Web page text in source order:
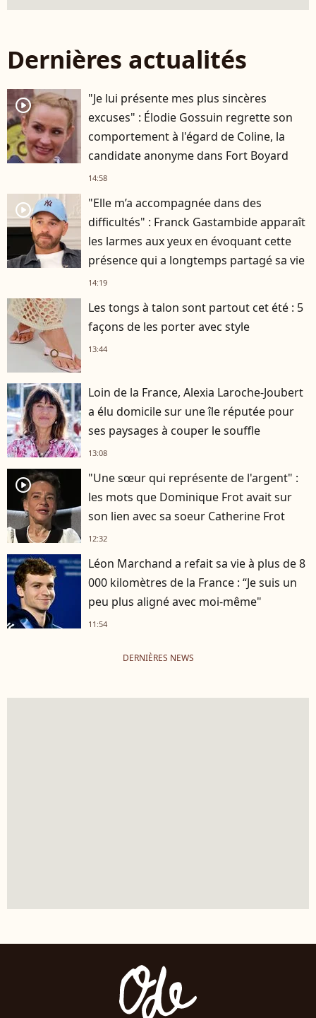
Dernières actualités
player2
"Je lui présente mes plus sincères
excuses" : Élodie Gossuin regrette son
comportement à l'égard de Coline, la
candidate anonyme dans Fort Boyard
14:58
player2
"Elle m’a accompagnée dans des
difficultés" : Franck Gastambide apparaît
les larmes aux yeux en évoquant cette
présence qui a longtemps partagé sa vie
14:19
Les tongs à talon sont partout cet été : 5
façons de les porter avec style
13:44
Loin de la France, Alexia Laroche-Joubert
a élu domicile sur une île réputée pour
ses paysages à couper le souffle
13:08
player2
"Une sœur qui représente de l'argent" :
les mots que Dominique Frot avait sur
son lien avec sa soeur Catherine Frot
12:32
Léon Marchand a refait sa vie à plus de 8
000 kilomètres de la France : “Je suis un
peu plus aligné avec moi-même"
11:54
DERNIÈRES NEWS